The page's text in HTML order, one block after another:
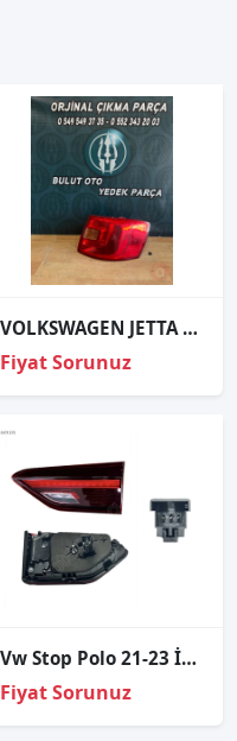
VOLKSWAGEN JETTA SAĞ STOP ÇIKMA
Fiyat Sorunuz
Vw Stop Polo 21-23 İç Sağ
Fiyat Sorunuz